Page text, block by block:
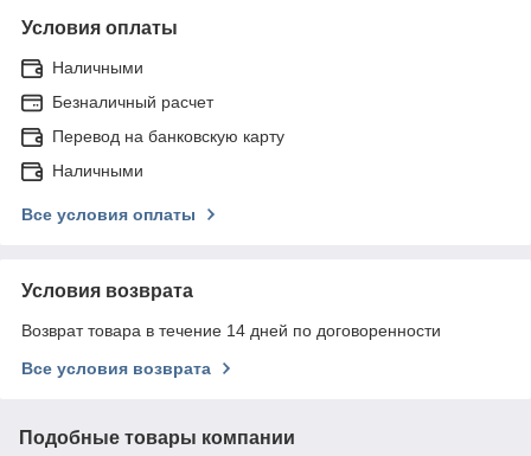
Условия оплаты
Наличными
Безналичный расчет
Перевод на банковскую карту
Наличными
Все условия оплаты
Условия возврата
Возврат товара в течение 14 дней по договоренности
Все условия возврата
Подобные товары компании